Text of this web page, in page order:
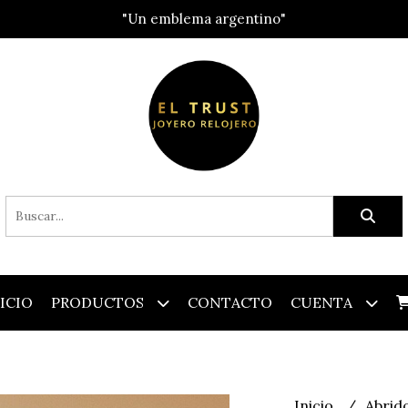
"Un emblema argentino"
PRODUCTOS CONTACTO CUENTA